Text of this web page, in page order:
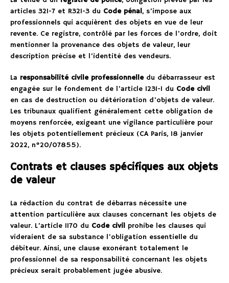
articles 321-7 et R321-3 du Code pénal, s’impose aux
professionnels qui acquièrent des objets en vue de leur
revente. Ce registre, contrôlé par les forces de l’ordre, doit
mentionner la provenance des objets de valeur, leur
description précise et l’identité des vendeurs.
La responsabilité civile professionnelledu débarrasseur est
engagée sur le fondement de l’article 1231-1 du Code civil
en cas de destruction ou détérioration d’objets de valeur.
Les tribunaux qualifient généralement cette obligation de
moyens renforcée, exigeant une vigilance particulière pour
les objets potentiellement précieux (CA Paris, 18 janvier
2022, n°20/07855).
Contrats et clauses spécifiques aux objets
de valeur
La rédaction du contrat de débarras nécessite une
attention particulière aux clauses concernant les objets de
valeur. L’article 1170 du Code civil prohibe les clauses qui
videraient de sa substance l’obligation essentielle du
débiteur. Ainsi, une clause exonérant totalement le
professionnel de sa responsabilité concernant les objets
précieux serait probablement jugée abusive.